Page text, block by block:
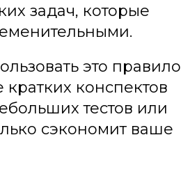
задач, которые
это правило
конспектов
тестов или
сэкономит ваше